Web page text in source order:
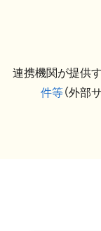
連携機関が提供
件等（外部